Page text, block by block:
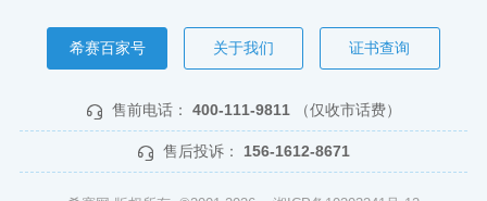
希赛百家号 关于我们 证书查询
售前电话： 400-111-9811 （仅收市话费）
售后投诉： 156-1612-8671